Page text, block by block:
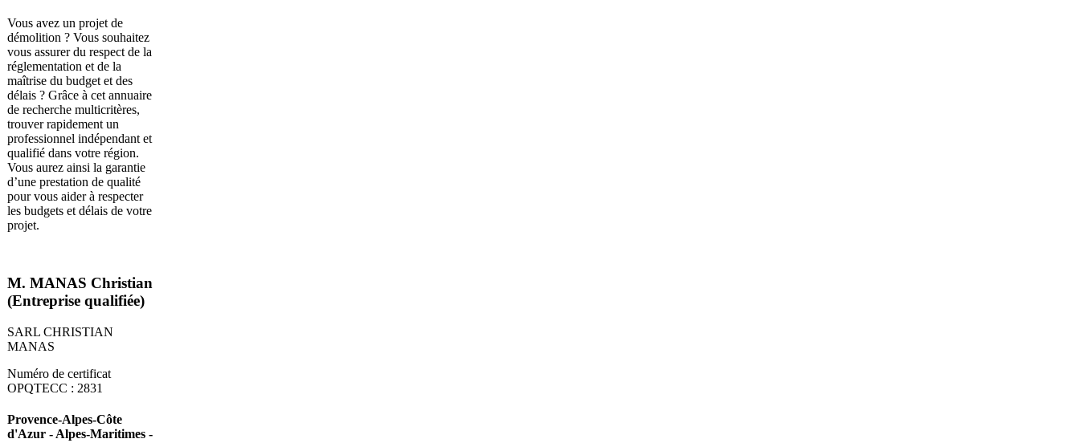
Vous avez un projet de
démolition ? Vous souhaitez
vous assurer du respect de la
réglementation et de la
maîtrise du budget et des
délais ? Grâce à cet annuaire
de recherche multicritères,
trouver rapidement un
professionnel indépendant et
qualifié dans votre région.
Vous aurez ainsi la garantie
d’une prestation de qualité
pour vous aider à respecter
les budgets et délais de votre
projet.
M. MANAS Christian
(Entreprise qualifiée)
SARL CHRISTIAN
MANAS
Numéro de certificat
OPQTECC : 2831
Provence-Alpes-Côte
d'Azur - Alpes-Maritimes -